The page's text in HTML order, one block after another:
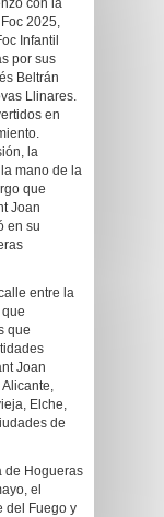
con la
2025,
Infantil
por sus
Beltrán
Llinares.
en
la
mano de la
que
Joan
en su
entre la
que
Joan
Elche,
de
de Hogueras
el
del Fuego y